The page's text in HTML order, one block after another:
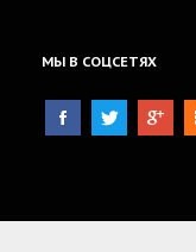
МЫ В СОЦСЕТЯХ